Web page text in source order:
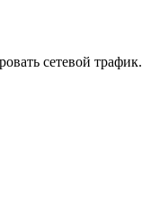
сетевой трафик.